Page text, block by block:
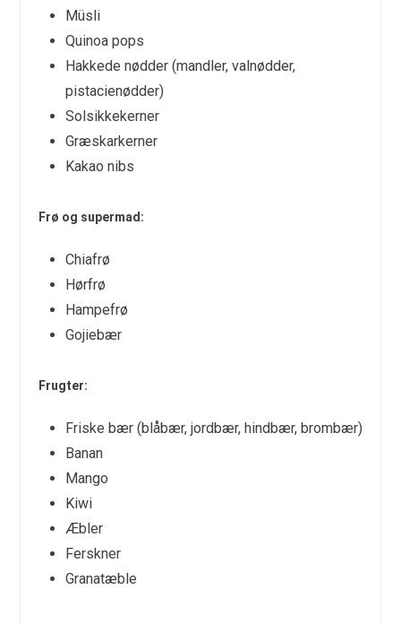
Müsli
Quinoa pops
Hakkede nødder (mandler, valnødder,
pistacienødder)
Solsikkekerner
Græskarkerner
Kakao nibs
Frø og supermad:
Chiafrø
Hørfrø
Hampefrø
Gojiebær
Frugter:
Friske bær (blåbær, jordbær, hindbær, brombær)
Banan
Mango
Kiwi
Æbler
Ferskner
Granatæble